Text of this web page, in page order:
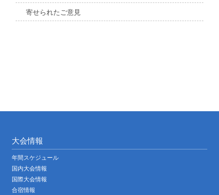
寄せられたご意見
大会情報
年間スケジュール
国内大会情報
国際大会情報
合宿情報